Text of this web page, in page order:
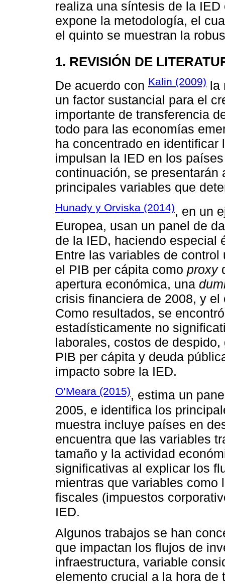
realiza una síntesis de la
expone la metodología, el
el quinto se muestran la
1. REVISIÓN DE
De acuerdo con Kalin (2009) la
un factor sustancial para el
importante de transferencia
todo para las economías
ha concentrado en
impulsan la IED en los
continuación, se
principales variables que
Hunady y Orviska (2014), en un
Europea, usan un panel de
de la IED, haciendo especial
Entre las variables de
el PIB per cápita como proxy
apertura económica, una
crisis financiera de 2008, y
Como resultados, se
estadísticamente no
laborales, costos de
PIB per cápita y deuda
impacto sobre la IED.
O’Meara (2015), estima un
2005, e identifica los
muestra incluye países en
encuentra que las variables
tamaño y la actividad
significativas al explicar los
mientras que variables
fiscales (impuestos
IED.
Algunos trabajos se han
que impactan los flujos de
infraestructura, variable
elemento crucial a la hora